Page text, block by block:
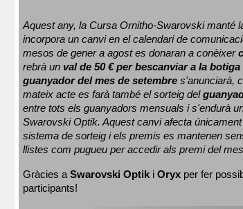
Aquest any, la Cursa Ornitho-Swarovski manté
incorpora un canvi en el calendari de
mesos de gener a agost es donaran a conèixer
rebrà un val de 50 € per bescanviar a la botiga
guanyador del mes de setembre s'anunciarà,
mateix acte es farà també el sorteig del
entre tots els guanyadors mensuals i s'endurà
Swarovski Optik. Aquest canvi afecta
sistema de sorteig i els premis es mantenen
llistes com pugueu per accedir als premi del
Gràcies a Swarovski Optik i Oryx per fer
participants!